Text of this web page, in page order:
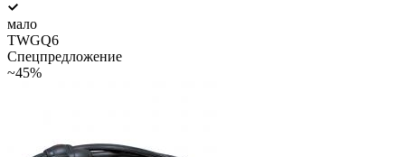
мало
TWGQ6
Спецпредложение
~45%